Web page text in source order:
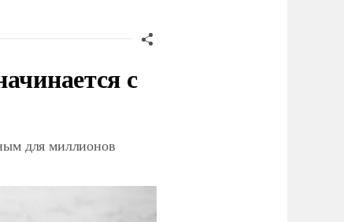
с
для миллионов